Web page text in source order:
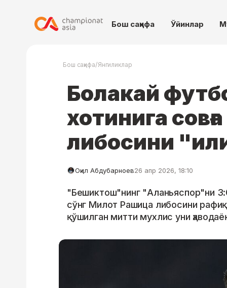
Бош саҳифа Ўйинлар
Бош саҳифа/Янгиликлар
Болакай
хотинига
либосини
Оқил Абдубарноев26 апр 2026, 18:10
"Бешиктош"нинг "Аланьяспор"ни
сўнг Милот Рашица либосини
қўшилган митти мухлис уни